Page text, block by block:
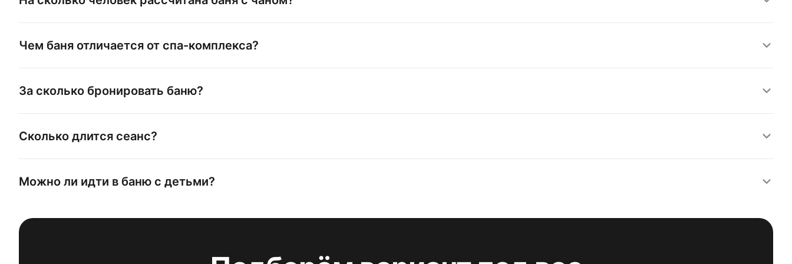
Чем баня отличается от спа-комплекса?
За сколько бронировать баню?
Сколько длится сеанс?
Можно ли идти в баню с детьми?